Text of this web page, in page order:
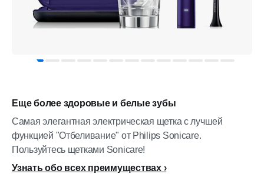
Еще более здоровые и белые зубы
Самая элегантная электрическая щетка с лучшей
функцией "Отбеливание" от Philips Sonicare.
Пользуйтесь щетками Sonicare!
Узнать обо всех преимуществах